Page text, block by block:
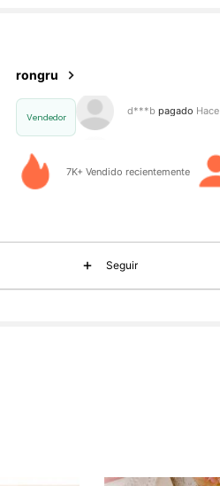
rongru
Vendedor s***o seguido hace
7K+ Vendido recientemente
Seguir